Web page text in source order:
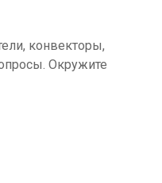
конвекторы,
Окружите